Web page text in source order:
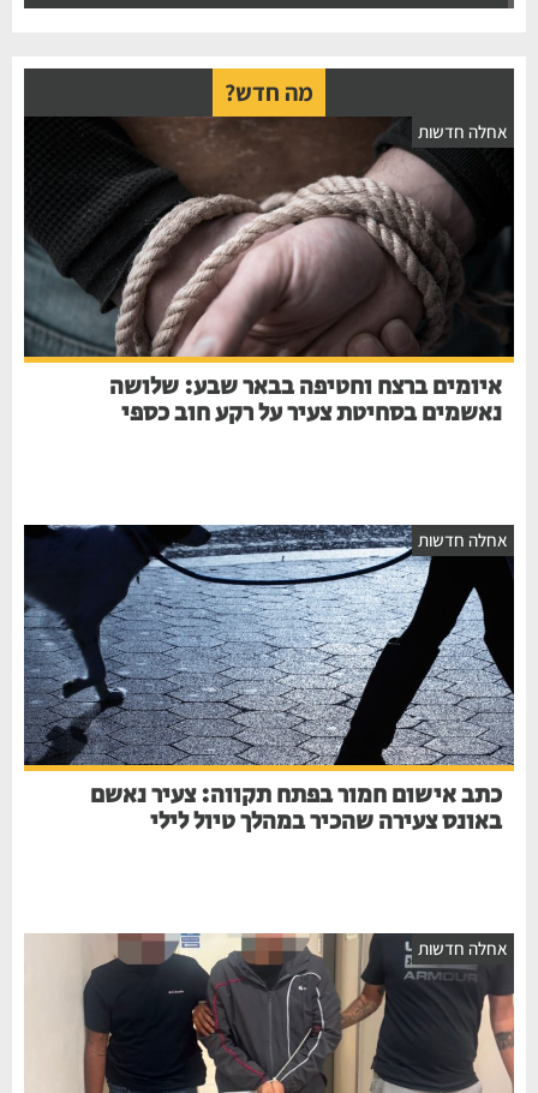
מה חדש?
חדשות
איומים ברצח וחטיפה בבאר שבע: שלושה
נאשמים בסחיטת צעיר על רקע חוב כספי
חדשות
כתב אישום חמור בפתח תקווה: צעיר נאשם
באונס צעירה שהכיר במהלך טיול לילי
חדשות